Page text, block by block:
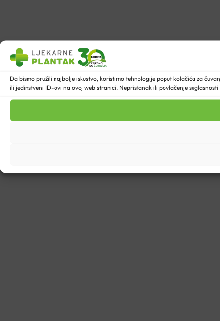
Da bismo pružili najbolje iskustvo, koristimo tehnologije poput kolačića za
ili jedinstveni ID-ovi na ovoj web stranici. Nepristanak ili povlačenje